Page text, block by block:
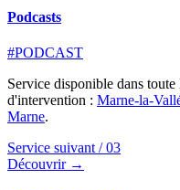
Podcasts
#PODCAST
Service disponible dans
d'intervention : Marne-la-
Marne.
Service suivant /03
Découvrir →